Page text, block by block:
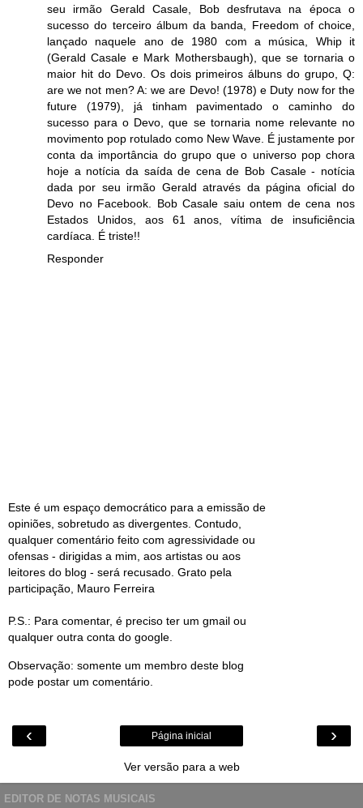
seu irmão Gerald Casale, Bob desfrutava na época o
sucesso do terceiro álbum da banda, Freedom of choice,
lançado naquele ano de 1980 com a música, Whip it
(Gerald Casale e Mark Mothersbaugh), que se tornaria o
maior hit do Devo. Os dois primeiros álbuns do grupo, Q:
are we not men? A: we are Devo! (1978) e Duty now for the
future (1979), já tinham pavimentado o caminho do
sucesso para o Devo, que se tornaria nome relevante no
movimento pop rotulado como New Wave. É justamente por
conta da importância do grupo que o universo pop chora
hoje a notícia da saída de cena de Bob Casale - notícia
dada por seu irmão Gerald através da página oficial do
Devo no Facebook. Bob Casale saiu ontem de cena nos
Estados Unidos, aos 61 anos, vítima de insuficiência
cardíaca. É triste!!
Responder
Este é um espaço democrático para a emissão de
opiniões, sobretudo as divergentes. Contudo,
qualquer comentário feito com agressividade ou
ofensas - dirigidas a mim, aos artistas ou aos
leitores do blog - será recusado. Grato pela
participação, Mauro Ferreira
P.S.: Para comentar, é preciso ter um gmail ou
qualquer outra conta do google.
Observação: somente um membro deste blog
pode postar um comentário.
‹ ›
Página inicial
Ver versão para a web
EDITOR DE NOTAS MUSICAIS